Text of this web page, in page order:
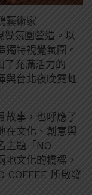
藝術家
覺氛圍營造。以
獨特視覺氛圍。
了充滿活力的
與台北夜晚霓虹
故事，也呼應了
在文化、創意與
主題「NO
地文化的橋樑，
COFFEE 所啟發